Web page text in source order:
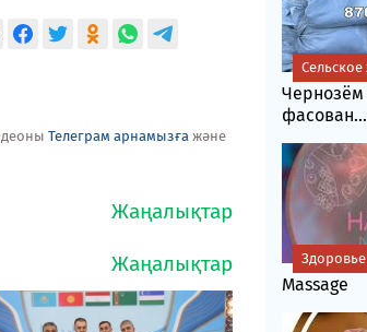
Телеграм арнамызға және
фасoван...
Сельское
Massage